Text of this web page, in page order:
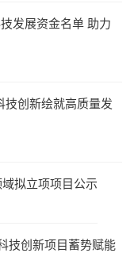
发展资金名单 助力
技创新绘就高质量发
拟立项项目公示
技创新项目蓄势赋能